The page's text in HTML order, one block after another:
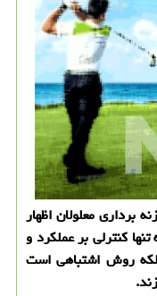
معلولان اظهار
كنترلی بر عملكرد و
روش اشتباهی است